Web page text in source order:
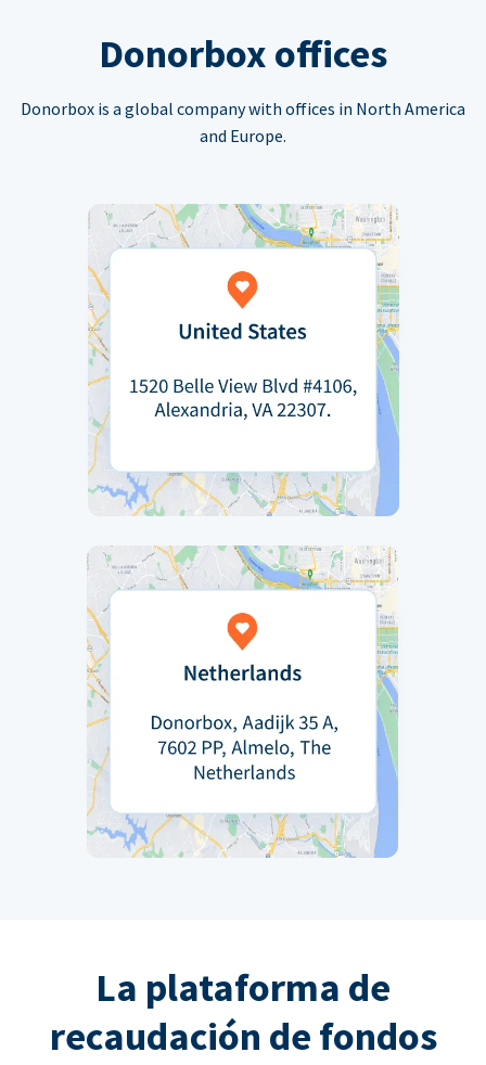
Donorbox offices
Donorbox is a global company with offices in North America
and Europe.
La plataforma de
recaudación de fondos